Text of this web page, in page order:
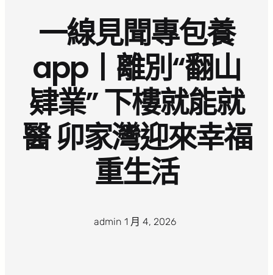
一線見聞專包養
app丨離別“翻山
肄業” 下樓就能就
醫 卯家灣迎來幸福
重生活
admin 1 月 4, 2026